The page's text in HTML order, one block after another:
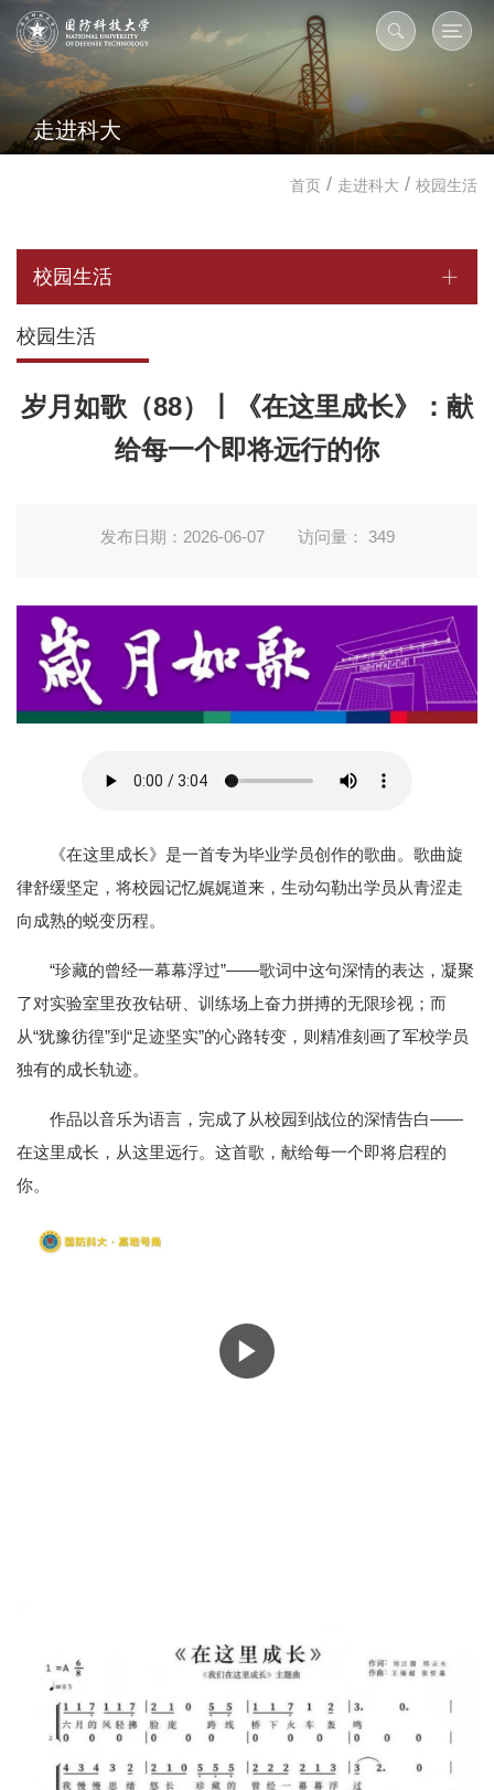
走进科大
首页 / 走进科大 / 校园生活
校园生活
校园生活
岁月如歌（88）丨《在这里成长》：献
给每一个即将远行的你
发布日期：2026-06-07 访问量： 349
《在这里成长》是一首专为毕业学员创作的歌曲。歌曲旋
律舒缓坚定，将校园记忆娓娓道来，生动勾勒出学员从青涩走
向成熟的蜕变历程。
“珍藏的曾经一幕幕浮过”——歌词中这句深情的表达，凝聚
了对实验室里孜孜钻研、训练场上奋力拼搏的无限珍视；而
从“犹豫彷徨”到“足迹坚实”的心路转变，则精准刻画了军校学员
独有的成长轨迹。
作品以音乐为语言，完成了从校园到战位的深情告白——
在这里成长，从这里远行。这首歌，献给每一个即将启程的
你。